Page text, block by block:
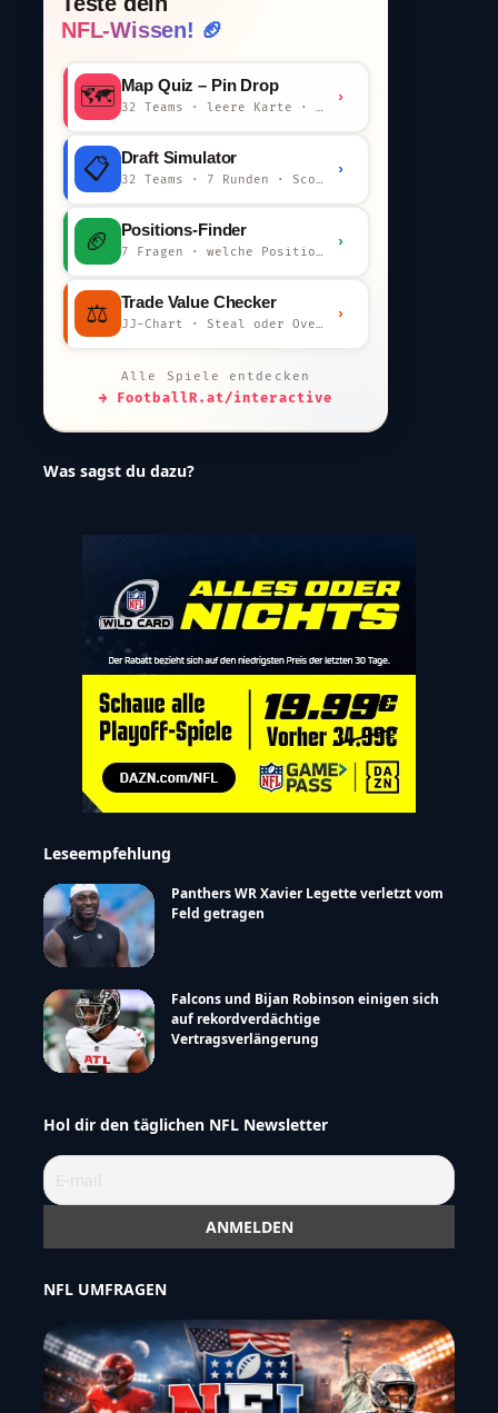
NFL-Wissen! 🏈
🗺️ Map Quiz – Pin Drop
32 Teams · leere Karte · km-Wertung
›
📋 Draft Simulator
32 Teams · 7 Runden · Scout-Kommentar
›
🏈 Positions-Finder
7 Fragen · welche Position bist du?
›
⚖️ Trade Value Checker
JJ-Chart · Steal oder Overpay?
›
Alle Spiele entdecken
→ FootballR.at/interactive
Was sagst du dazu?
Leseempfehlung
Panthers WR Xavier Legette verletzt vom
Feld getragen
Falcons und Bijan Robinson einigen sich
auf rekordverdächtige
Vertragsverlängerung
Hol dir den täglichen NFL Newsletter
NFL UMFRAGEN